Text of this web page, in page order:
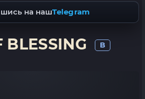
на нашTelegram
BLESSING B